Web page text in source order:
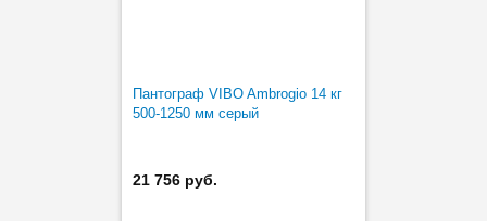
Пантограф VIBO Ambrogio 14 кг
500-1250 мм серый
21 756 руб.